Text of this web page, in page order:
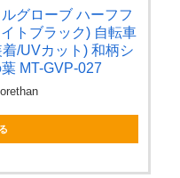
グローブ ハーフフ
トブラック) 自転車
/UVカット) 和柄シ
MT-GVP-027